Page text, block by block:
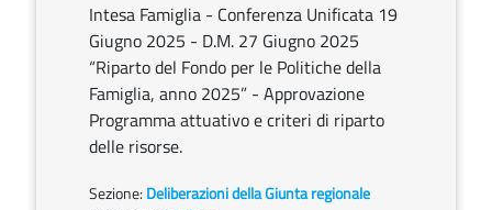
Intesa Famiglia - Conferenza Unificata 19
Giugno 2025 - D.M. 27 Giugno 2025
“Riparto del Fondo per le Politiche della
Famiglia, anno 2025” - Approvazione
Programma attuativo e criteri di riparto
delle risorse.
Sezione: Deliberazioni della Giunta regionale